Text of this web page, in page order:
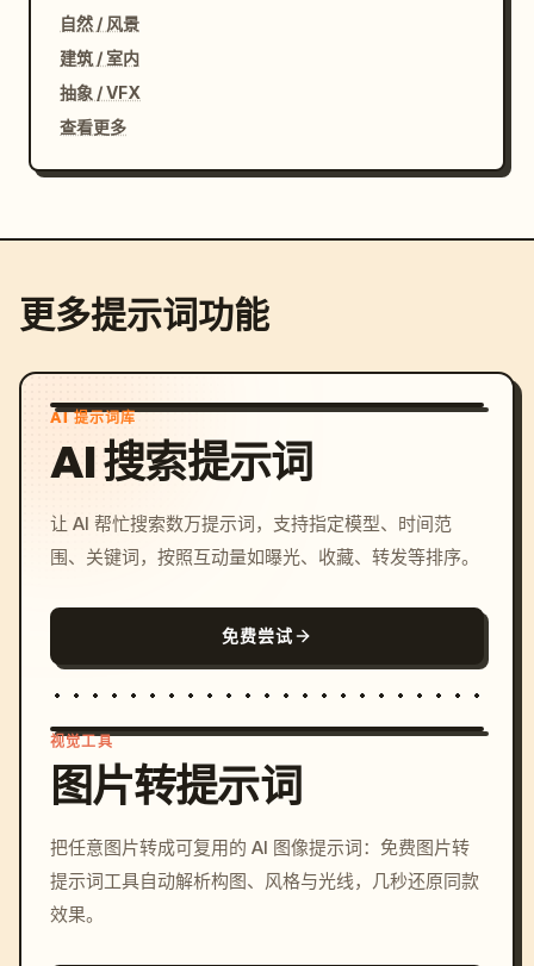
自然 / 风景
建筑 / 室内
抽象 / VFX
查看更多
更多提示词功能
AI 提示词库
AI 搜索提示词
让 AI 帮忙搜索数万提示词，支持指定模型、时间范
围、关键词，按照互动量如曝光、收藏、转发等排序。
免费尝试
c, cyberpunk sunset, neon
colors, 8k --v 6.0
视觉工具
图片转提示词
把任意图片转成可复用的 AI 图像提示词：免费图片转
提示词工具自动解析构图、风格与光线，几秒还原同款
效果。